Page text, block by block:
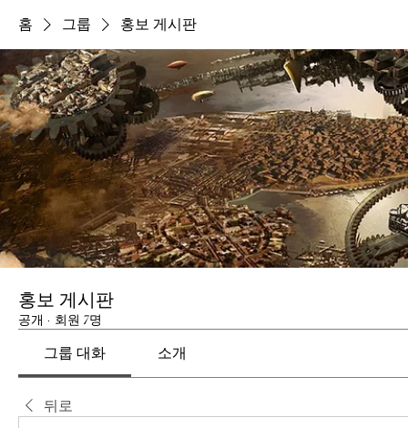
홈 그룹 홍보 게시판
홍보 게시판
공개 · 회원 7명
그룹 대화 소개
뒤로